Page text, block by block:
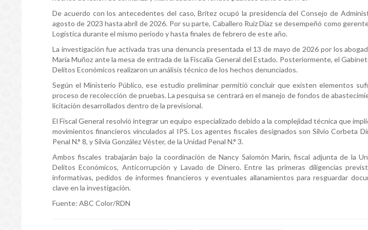
De acuerdo con los antecedentes del caso, Brítez ocupó la presidencia del Consejo de
agosto de 2023 hasta abril de 2026. Por su parte, Caballero Ruiz Díaz se desempeñó como
Logística durante el mismo periodo y hasta finales de febrero de este año.
La investigación fue activada tras una denuncia presentada el 13 de mayo de 2026 por los
María Muñoz ante la mesa de entrada de la Fiscalía General del Estado. Posteriormente, el
Delitos Económicos realizaron un análisis técnico de los hechos denunciados.
Según el Ministerio Público, ese estudio preliminar permitió concluir que existen elementos
proceso de recolección de pruebas. La pesquisa se centrará en el manejo de fondos de
licitación desarrollados dentro de la previsional.
El Fiscal General resolvió integrar un equipo especializado debido a la complejidad técnica que
movimientos financieros vinculados al IPS. Los agentes fiscales designados son Silvio Corbeta
Penal N.° 8, y Silvia González Véster, de la Unidad Penal N.° 3.
Ambos fiscales trabajarán bajo la coordinación de Nancy Salomón Marín, fiscal adjunta de la
Delitos Económicos, Anticorrupción y Lavado de Dinero. Entre las primeras diligencias
informativas, pedidos de informes financieros y eventuales allanamientos para resguardar
clave en la investigación.
Fuente: ABC Color/RDN